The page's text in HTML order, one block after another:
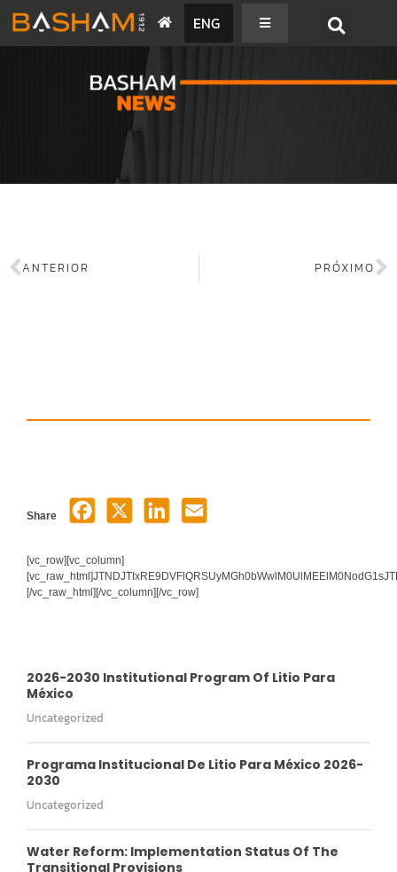
ENG
ANTERIOR PRÓXIMO
Share
[vc_row][vc_column]
[/vc_raw_html][/vc_column][/vc_row]
2026-2030 Institutional Program Of Litio Para
México
Uncategorized
Programa Institucional De Litio Para México 2026-
2030
Uncategorized
Water Reform: Implementation Status Of The
Transitional Provisions